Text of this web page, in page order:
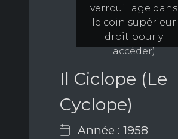
verrouillage dans
le coin supérieur
droit pour y
accéder)
Il Ciclope (Le
Cyclope)
Année : 1958